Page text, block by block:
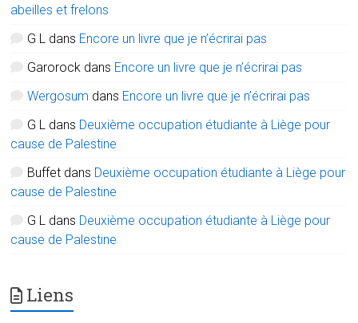
abeilles et frelons
G L dans Encore un livre que je n’écrirai pas
Garorock dans Encore un livre que je n’écrirai pas
Wergosum dans Encore un livre que je n’écrirai pas
G L dans Deuxième occupation étudiante à Liège pour
cause de Palestine
Buffet dans Deuxième occupation étudiante à Liège pour
cause de Palestine
G L dans Deuxième occupation étudiante à Liège pour
cause de Palestine
Liens